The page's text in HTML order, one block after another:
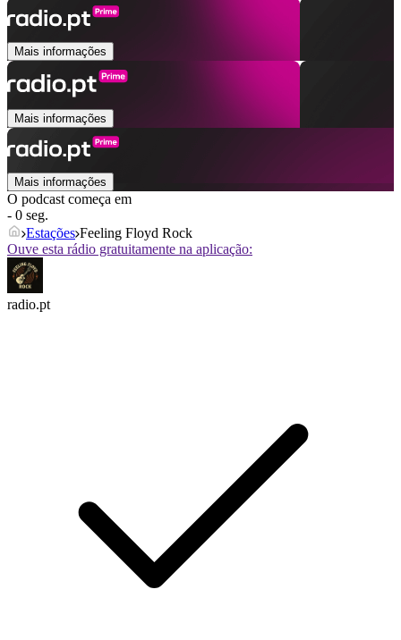
Mais informações
Mais informações
Mais informações
O podcast começa em
- 0 seg.
Estações Feeling Floyd Rock
Ouve esta rádio gratuitamente na aplicação:
radio.pt